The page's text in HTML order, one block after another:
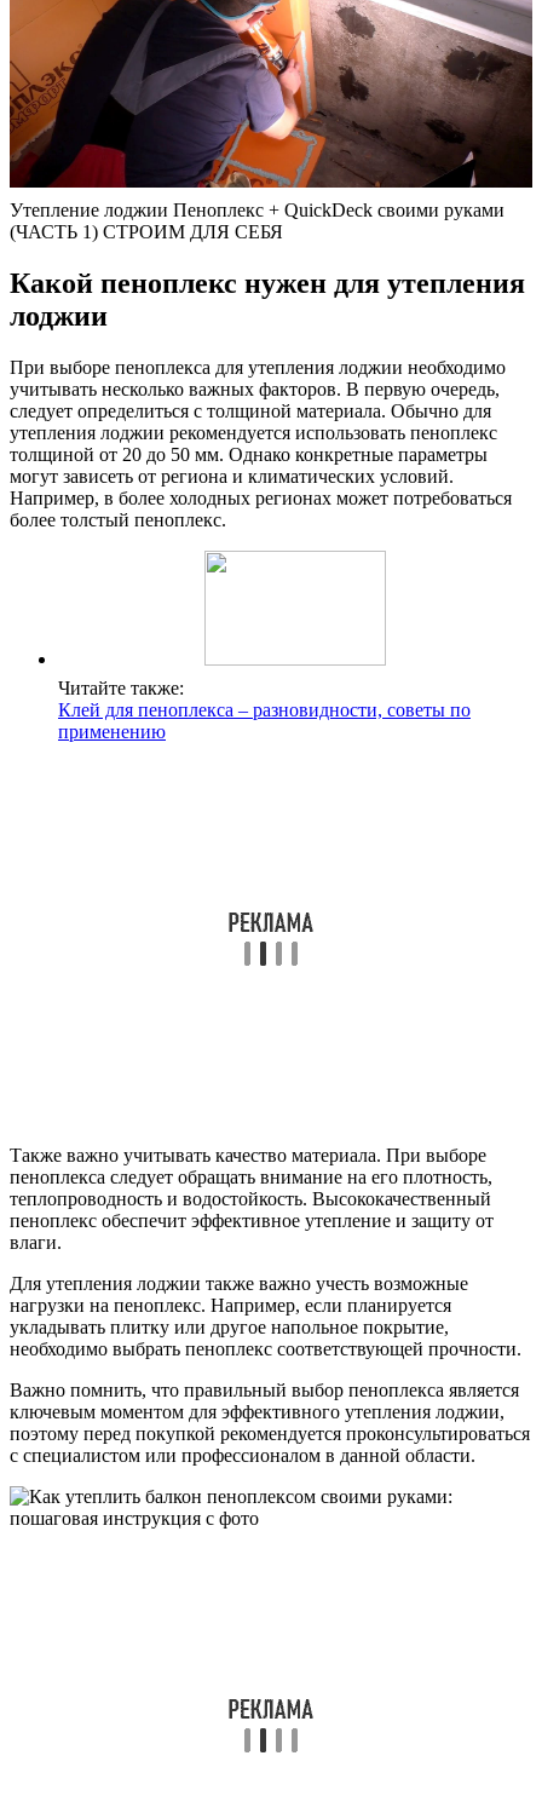
Утепление лоджии Пеноплекс + QuickDeck своими руками
(ЧАСТЬ 1) СТРОИМ ДЛЯ СЕБЯ
Какой пеноплекс нужен для утепления
лоджии
При выборе пеноплекса для утепления лоджии необходимо
учитывать несколько важных факторов. В первую очередь,
следует определиться с толщиной материала. Обычно для
утепления лоджии рекомендуется использовать пеноплекс
толщиной от 20 до 50 мм. Однако конкретные параметры
могут зависеть от региона и климатических условий.
Например, в более холодных регионах может потребоваться
более толстый пеноплекс.
Читайте также:
Клей для пеноплекса – разновидности, советы по
применению
Также важно учитывать качество материала. При выборе
пеноплекса следует обращать внимание на его плотность,
теплопроводность и водостойкость. Высококачественный
пеноплекс обеспечит эффективное утепление и защиту от
влаги.
Для утепления лоджии также важно учесть возможные
нагрузки на пеноплекс. Например, если планируется
укладывать плитку или другое напольное покрытие,
необходимо выбрать пеноплекс соответствующей прочности.
Важно помнить, что правильный выбор пеноплекса является
ключевым моментом для эффективного утепления лоджии,
поэтому перед покупкой рекомендуется проконсультироваться
с специалистом или профессионалом в данной области.